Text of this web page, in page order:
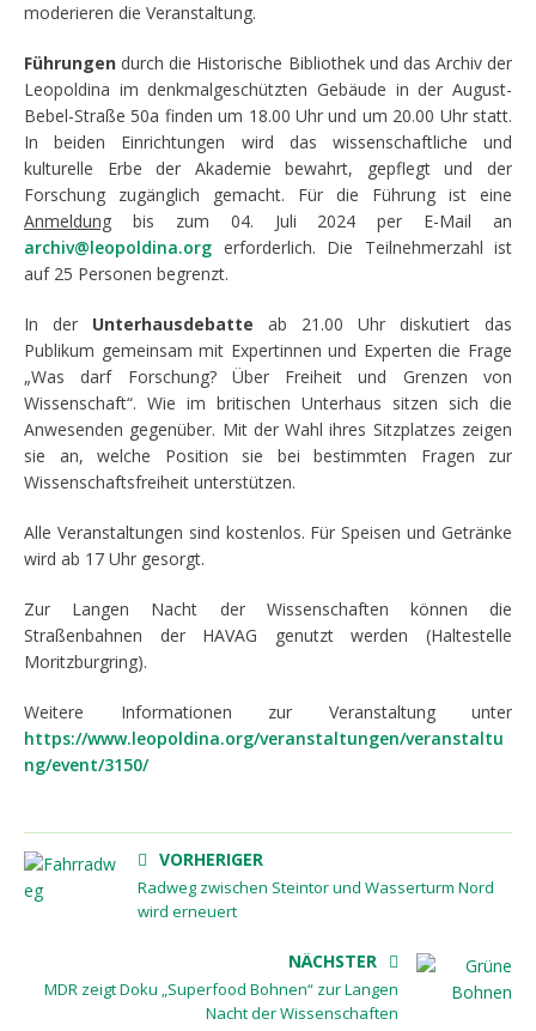
moderieren die Veranstaltung.
Führungen durch die Historische Bibliothek und das Archiv der
Leopoldina im denkmalgeschützten Gebäude in der August-
Bebel-Straße 50a finden um 18.00 Uhr und um 20.00 Uhr statt.
In beiden Einrichtungen wird das wissenschaftliche und
kulturelle Erbe der Akademie bewahrt, gepflegt und der
Forschung zugänglich gemacht. Für die Führung ist eine
Anmeldung bis zum 04. Juli 2024 per E-Mail an
archiv@leopoldina.org erforderlich. Die Teilnehmerzahl ist
auf 25 Personen begrenzt.
In der Unterhausdebatte ab 21.00 Uhr diskutiert das
Publikum gemeinsam mit Expertinnen und Experten die Frage
„Was darf Forschung? Über Freiheit und Grenzen von
Wissenschaft“. Wie im britischen Unterhaus sitzen sich die
Anwesenden gegenüber. Mit der Wahl ihres Sitzplatzes zeigen
sie an, welche Position sie bei bestimmten Fragen zur
Wissenschaftsfreiheit unterstützen.
Alle Veranstaltungen sind kostenlos. Für Speisen und Getränke
wird ab 17 Uhr gesorgt.
Zur Langen Nacht der Wissenschaften können die
Straßenbahnen der HAVAG genutzt werden (Haltestelle
Moritzburgring).
Weitere Informationen zur Veranstaltung unter
https://www.leopoldina.org/veranstaltungen/veranstaltu
ng/event/3150/
VORHERIGER
Radweg zwischen Steintor und Wasserturm Nord
wird erneuert
NÄCHSTER
MDR zeigt Doku „Superfood Bohnen“ zur Langen
Nacht der Wissenschaften